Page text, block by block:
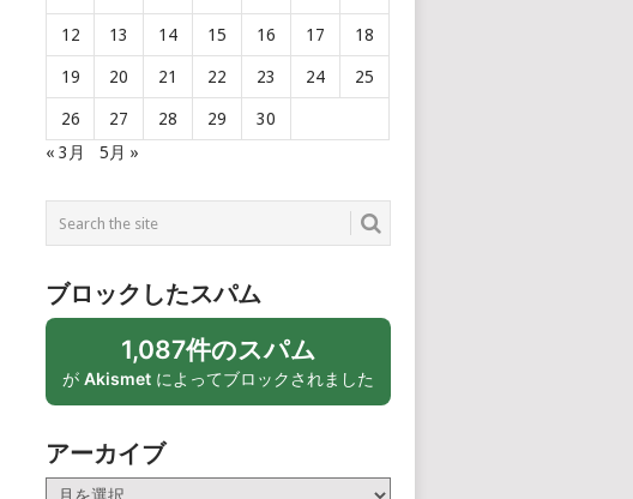
12 13 14 15 16 17 18
19 20 21 22 23 24 25
26 27 28 29
30
« 3月
5月 »
ブロックしたスパム
1,087件のスパム
がAkismet によってブロックされました
アーカイブ
ア